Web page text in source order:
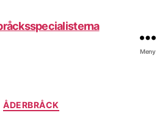
Meny
Kategorier
ÅDERBRÅCK